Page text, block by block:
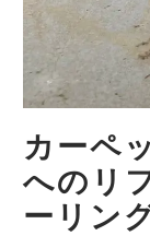
カーペ
へのリ
ーリン